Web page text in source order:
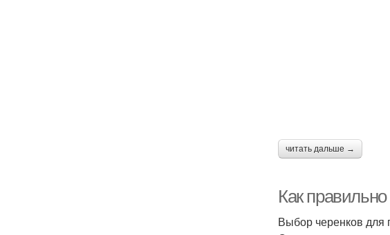
читать дальше →
Как
Выбор черенков для